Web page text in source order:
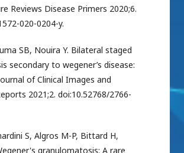
Reviews Disease Primers 2020;6.
020-0204-y.
SB, Nouira Y. Bilateral staged
secondary to wegener’s disease:
of Clinical Images and
2021;2. doi:10.52768/2766-
S, Algros M-P, Bittard H,
granulomatosis: A rare